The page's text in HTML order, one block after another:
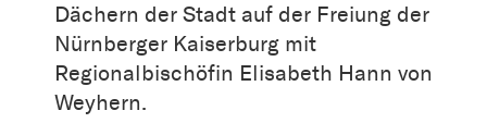
Dächern der Stadt auf der Freiung der
Nürnberger Kaiserburg mit
Regionalbischöfin Elisabeth Hann von
Weyhern.